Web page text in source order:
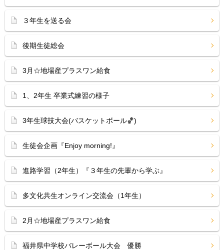
３年生を送る会
後期生徒総会
3月☆地場産プラスワン給食
1、2年生 卒業式練習の様子
3年生球技大会(バスケットボール🏀)
生徒会企画『Enjoy morning!』
進路学習（2年生）『３年生の先輩から学ぶ』
多文化共生オンライン交流会（1年生）
2月☆地場産プラスワン給食
福井県中学校バレーボール大会 優勝